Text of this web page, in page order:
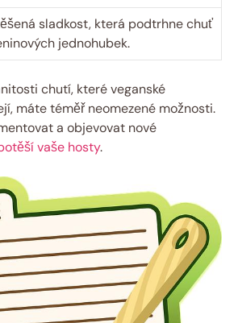
sladkost, která podtrhne chuť
jednohubek.
chutí, které veganské
máte téměř neomezené možnosti.
a objevovat nové
vaše hosty.